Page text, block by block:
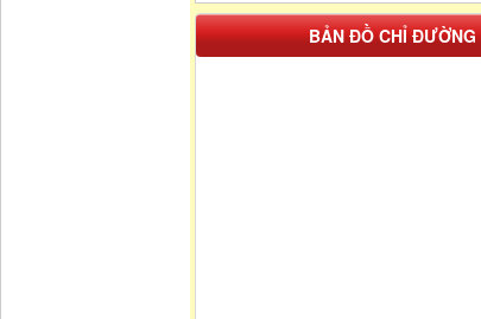
BẢN ĐỒ CHỈ ĐƯỜNG